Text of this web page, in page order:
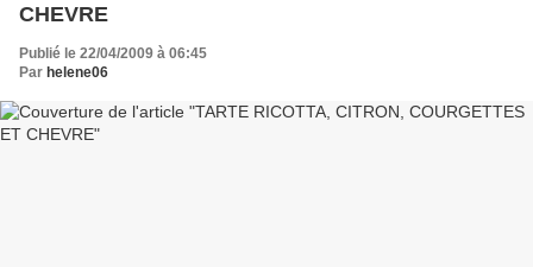
CHEVRE
Publié le 22/04/2009 à 06:45
Par helene06